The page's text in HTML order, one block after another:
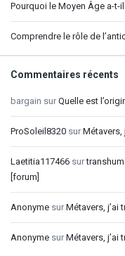
Pourquoi le Moyen Âge a-t-
Comprendre le rôle de
Commentaires récents
bargain sur Quelle est
ProSoleil8320 sur Métavers,
Laetitia117466 sur
[forum]
Anonyme sur Métavers, j’ai
Anonyme sur Métavers, j’ai